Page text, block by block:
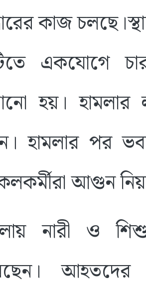
কাজ
একযোগে
হয়।
হামলার পর
আগুন
নারী ও